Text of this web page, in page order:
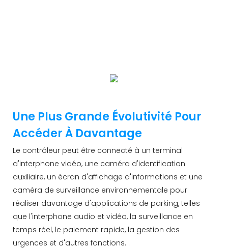
Une Plus Grande Évolutivité Pour
Accéder À Davantage
Le contrôleur peut être connecté à un terminal
d'interphone vidéo, une caméra d'identification
auxiliaire, un écran d'affichage d'informations et une
caméra de surveillance environnementale pour
réaliser davantage d'applications de parking, telles
que l'interphone audio et vidéo, la surveillance en
temps réel, le paiement rapide, la gestion des
urgences et d'autres fonctions. .